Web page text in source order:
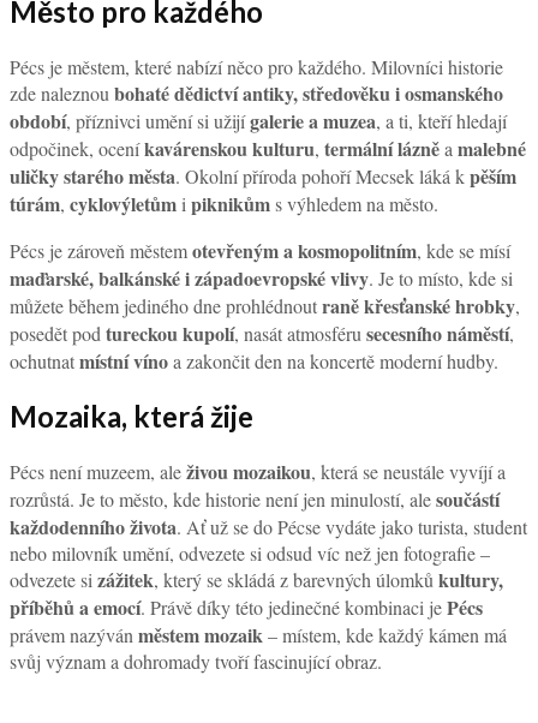
Město pro každého
Pécs je městem, které nabízí něco pro každého. Milovníci historie
zde naleznou bohaté dědictví antiky, středověku i osmanského
období, příznivci umění si užijígalerie a muzea, a ti, kteří hledají
odpočinek, oceníkavárenskou kulturu, termální lázněa malebné
uličky starého města. Okolní příroda pohoří Mecsek láká kpěším
túrám, cyklovýletůmi piknikůms výhledem na město.
Pécs je zároveň městemotevřeným a kosmopolitním, kde se mísí
maďarské, balkánské i západoevropské vlivy. Je to místo, kde si
můžete během jediného dne prohlédnoutraně křesťanské hrobky,
posedět pod tureckou kupolí, nasát atmosféru secesního náměstí,
ochutnatmístní vínoa zakončit den na koncertě moderní hudby.
Mozaika, která žije
Pécs není muzeem, aleživou mozaikou, která se neustále vyvíjí a
rozrůstá. Je to město, kde historie není jen minulostí, alesoučástí
každodenního života. Ať už se do Pécse vydáte jako turista, student
nebo milovník umění, odvezete si odsud víc než jen fotografie –
odvezete si zážitek, který se skládá z barevných úlomků kultury,
příběhů a emocí. Právě díky této jedinečné kombinaci jePécs
právem nazýván městem mozaik– místem, kde každý kámen má
svůj význam a dohromady tvoří fascinující obraz.